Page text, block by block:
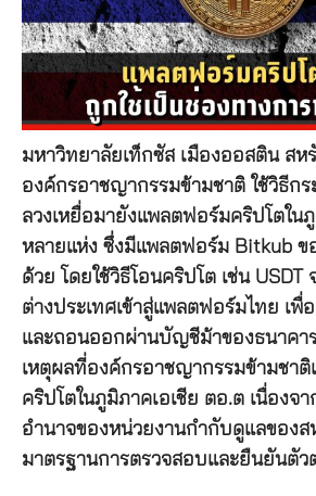
มหาวิทยาลัยเท็กซัส เมืองออสติน สห
องค์กรอาชญากรรมข้ามชาติ ใช้วิธีกร
ลวงเหยื่อมายังแพลตฟอร์มคริปโตใน
หลายแห่ง ซึ่งมีแพลตฟอร์ม Bitkub ข
ด้วย โดยใช้วิธีโอนคริปโต เช่น
ต่างประเทศเข้าสู่แพลตฟอร์มไทย เพื่
และถอนออกผ่านบัญชีม้าของธนาคา
เหตุผลที่องค์กรอาชญากรรมข้ามชาติ
คริปโตในภูมิภาคเอเชีย ตอ.ต เนื่องจ
อำนาจของหน่วยงานกำกับดูแลของส
มาตรฐานการตรวจสอบและยืนยันตัว